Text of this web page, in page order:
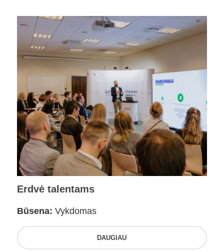
Erdvė talentams
Būsena: Vykdomas
DAUGIAU